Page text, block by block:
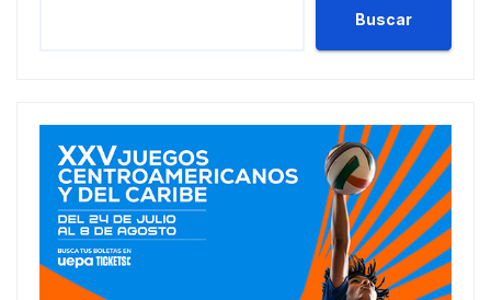
Buscar